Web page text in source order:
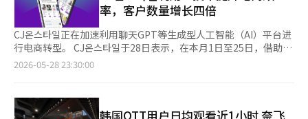
题，产品按美白、保湿、瑕疵管理等皮肤问题进行分类。此外，门
店还将根据K美容趋势的变化，每两周调整一次货架布局。体验服
务方面，Olive Young在门店内引入了使用皮肤扫描仪的自助诊断
服务。顾客可以在店内检查皮肤状态，并根据诊断结果获得个性化
咨询，从而提升品牌知名度和购买转化率。 Olive Young在美国开
设门店的背景是全球商城消费者数据和K美容的增长趋势。数据显
过一半。此外，根据食品药品安全处的数据，今年第一季度对美国
的化妆品出口额同比增长了40%。在亚马逊美容类前100名中，K
率，客户数量增长四倍
CJ온스타일正在加速利用聊天GPT等生成型人工智能（AI）平台进
行电商转型。 CJ온스타일于28日表示，在本月1日至25日，借助聊
天GPT和Gemini等对话式AI平台，应用和网站的访问量比去年1月
到CJ온스타일的官方应用。用户可以询问“请推荐适合送礼的
50000韩元的美容产品”或“请推荐今年夏天的雨靴”等问题，从
2026-05-28 23:30:00
韩国OTT用户日均观看近1小时 奈飞